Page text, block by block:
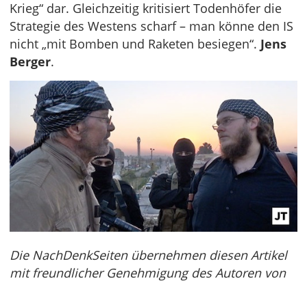
Krieg“ dar. Gleichzeitig kritisiert Todenhöfer die
Strategie des Westens scharf – man könne den IS
nicht „mit Bomben und Raketen besiegen“. Jens
Berger.
Die NachDenkSeiten übernehmen diesen Artikel
mit freundlicher Genehmigung des Autoren von